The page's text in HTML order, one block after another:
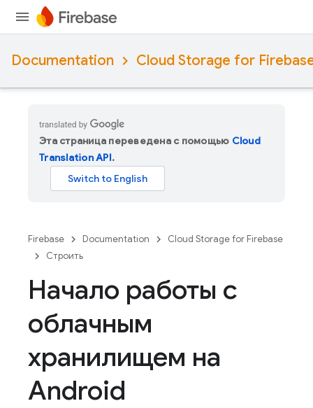
Documentation Cloud Storage for
Эта страница переведена с помощью Cloud
Translation API.
Firebase Documentation
Cloud Storage for Firebase
Строить
Начало работы с
облачным
хранилищем на
Android